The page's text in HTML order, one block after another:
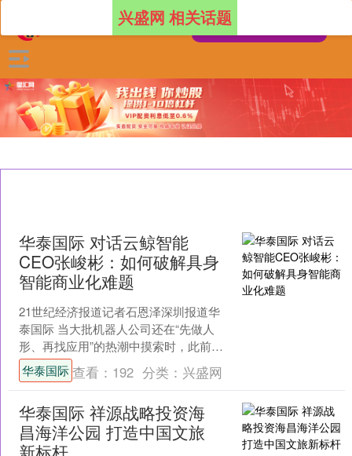
兴盛网 相关话题
华泰国际 对话云鲸智能
CEO张峻彬：如何破解具身
智能商业化难题
21世纪经济报道记者石恩泽深圳报道华
泰国际 当大批机器人公司还在“先做人
形、再找应用”的热潮中摸索时，此前深
耕家庭清洁领域的云鲸智能，近日正式
官宣进军具身智能领....
华泰国际查看： 192 分类： 兴盛网
华泰国际 祥源战略投资海
昌海洋公园 打造中国文旅